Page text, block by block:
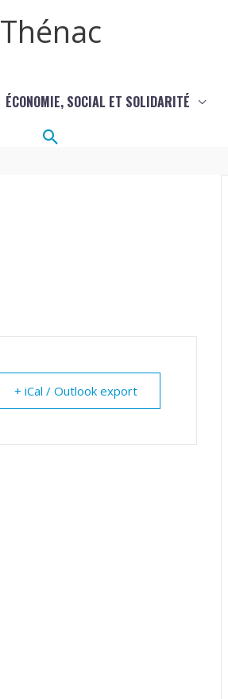
Thénac
ÉCONOMIE, SOCIAL ET SOLIDARITÉ
Rechercher
+ iCal / Outlook export